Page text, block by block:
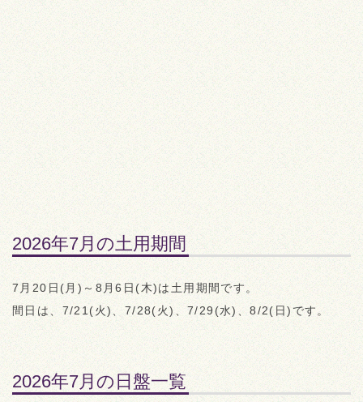
2026年7月の土用期間
7月20日(月)～8月6日(木)は土用期間です。
間日は、 7/21(火)、 7/28(火)、7/29(水)、8/2(日) です。
2026年7月の日盤一覧